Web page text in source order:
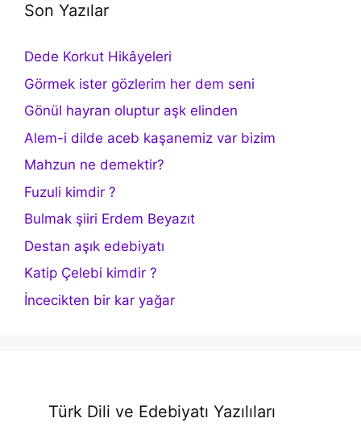
Son Yazılar
Dede Korkut Hikâyeleri
Görmek ister gözlerim her dem seni
Gönül hayran oluptur aşk elinden
Alem-i dilde aceb kaşanemiz var bizim
Mahzun ne demektir?
Fuzuli kimdir ?
Bulmak şiiri Erdem Beyazıt
Destan aşık edebiyatı
Katip Çelebi kimdir ?
İncecikten bir kar yağar
Türk Dili ve Edebiyatı Yazılıları